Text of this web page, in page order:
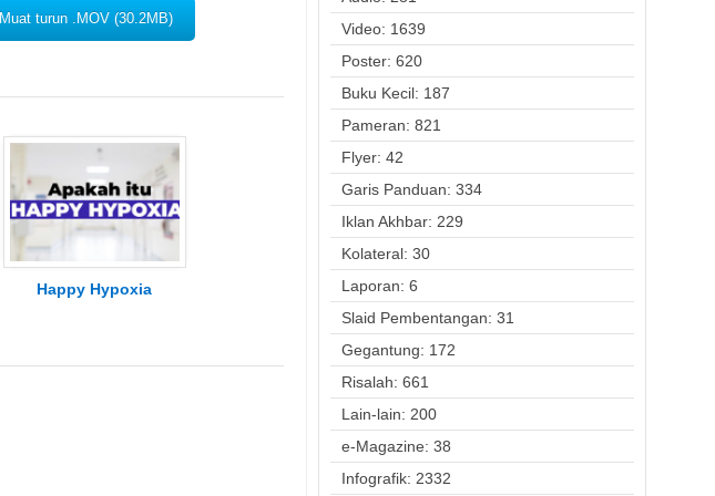
Muat turun .MOV (30.2MB)
Happy Hypoxia
Video: 1639
Poster: 620
Buku Kecil: 187
Pameran: 821
Flyer: 42
Garis Panduan: 334
Iklan Akhbar: 229
Kolateral: 30
Laporan: 6
Slaid Pembentangan: 31
Gegantung: 172
Risalah: 661
Lain-lain: 200
e-Magazine: 38
Infografik: 2332